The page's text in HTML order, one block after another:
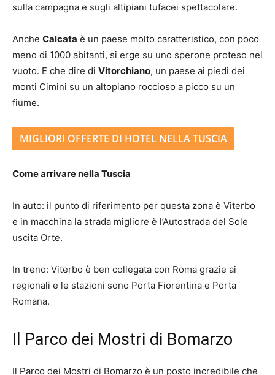
sulla campagna e sugli altipiani tufacei spettacolare.
Anche Calcata è un paese molto caratteristico, con poco
meno di 1000 abitanti, si erge su uno sperone proteso nel
vuoto. E che dire di Vitorchiano, un paese ai piedi dei
monti Cimini su un altopiano roccioso a picco su un
fiume.
MIGLIORI OFFERTE DI HOTEL NELLA TUSCIA
Come arrivare nella Tuscia
In auto: il punto di riferimento per questa zona è Viterbo
e in macchina la strada migliore è l’Autostrada del Sole
uscita Orte.
In treno: Viterbo è ben collegata con Roma grazie ai
regionali e le stazioni sono Porta Fiorentina e Porta
Romana.
Il Parco dei Mostri di Bomarzo
Il Parco dei Mostri di Bomarzo è un posto incredibile che